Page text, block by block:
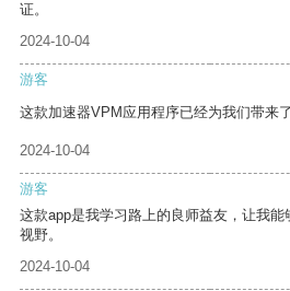
证。
2024-10-04
游客
这款加速器VPM应用程序已经为我们带来
2024-10-04
游客
这款app是我学习路上的良师益友，让我
视野。
2024-10-04